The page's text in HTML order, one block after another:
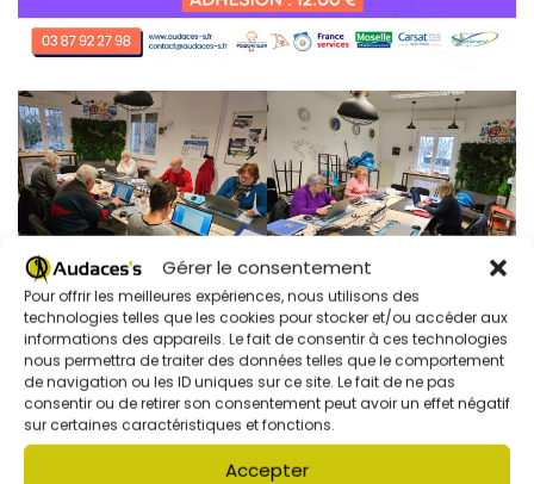
Gérer le consentement
Pour offrir les meilleures expériences, nous utilisons des
technologies telles que les cookies pour stocker et/ou accéder aux
informations des appareils. Le fait de consentir à ces technologies
nous permettra de traiter des données telles que le comportement
de navigation ou les ID uniques sur ce site. Le fait de ne pas
consentir ou de retirer son consentement peut avoir un effet négatif
sur certaines caractéristiques et fonctions.
Accepter